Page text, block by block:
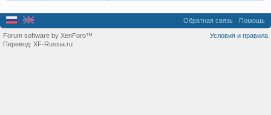
Обратная связь Помощь
Условия и правила
Forum software by XenForo™
Перевод: XF-Russia.ru